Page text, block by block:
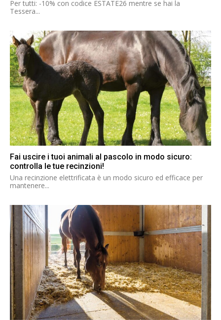
Per tutti: -10% con codice ESTATE26 mentre se hai la
Tessera...
Fai uscire i tuoi animali al pascolo in modo sicuro:
controlla le tue recinzioni!
Una recinzione elettrificata è un modo sicuro ed efficace per
mantenere...